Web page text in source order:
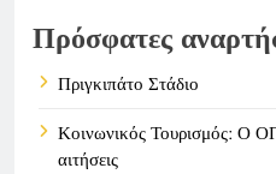
Πρόσφατες
Πριγκιπάτο Στάδιο
Κοινωνικός Τουρισμός: Ο
αιτήσεις